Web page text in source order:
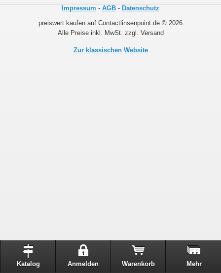
Impressum - AGB - Datenschutz
preiswert kaufen auf Contactlinsenpoint.de © 2026
Alle Preise inkl. MwSt. zzgl. Versand
Zur klassischen Website
Katalog Anmelden Warenkorb Mehr